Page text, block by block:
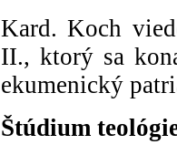
Kard. Koch
II., ktorý sa
ekumenický
Štúdium